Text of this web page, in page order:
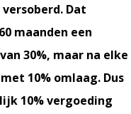
Dat
maanden een
30%, maar na elke
10% omlaag. Dus
10% vergoeding